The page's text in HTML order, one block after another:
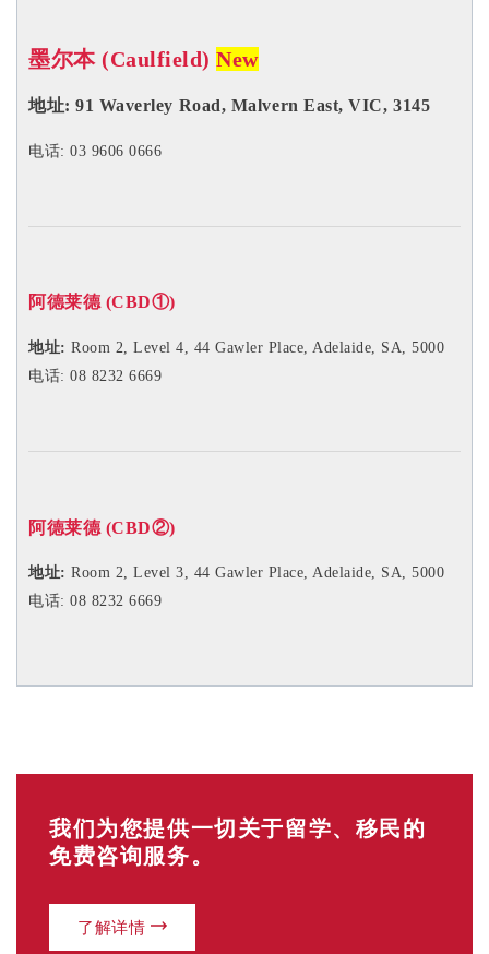
墨尔本 (Caulfield) New
地址: 91 Waverley Road, Malvern East, VIC, 3145
电话: 03 9606 0666
阿德莱德 (CBD①)
地址: Room 2, Level 4, 44 Gawler Place, Adelaide, SA, 5000
电话: 08 8232 6669
阿德莱德 (CBD②)
地址: Room 2, Level 3, 44 Gawler Place, Adelaide, SA, 5000
电话: 08 8232 6669
我们为您提供一切关于留学、移民的
免费咨询服务。
了解详情